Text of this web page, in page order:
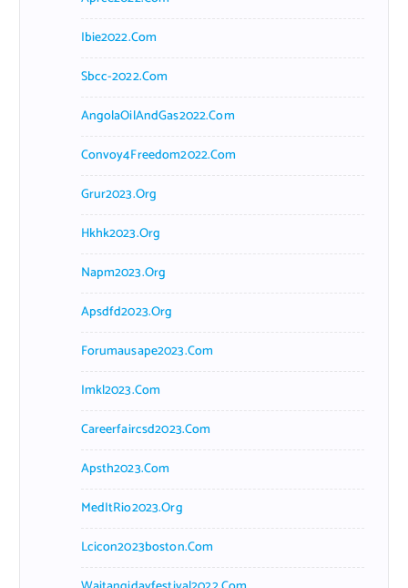
Ibie2022.com
Sbcc-2022.com
AngolaOilAndGas2022.com
Convoy4Freedom2022.com
Grur2023.org
Hkhk2023.org
Napm2023.org
Apsdfd2023.org
Forumausape2023.com
Imkl2023.com
Careerfaircsd2023.com
Apsth2023.com
MedItRio2023.org
Lcicon2023boston.com